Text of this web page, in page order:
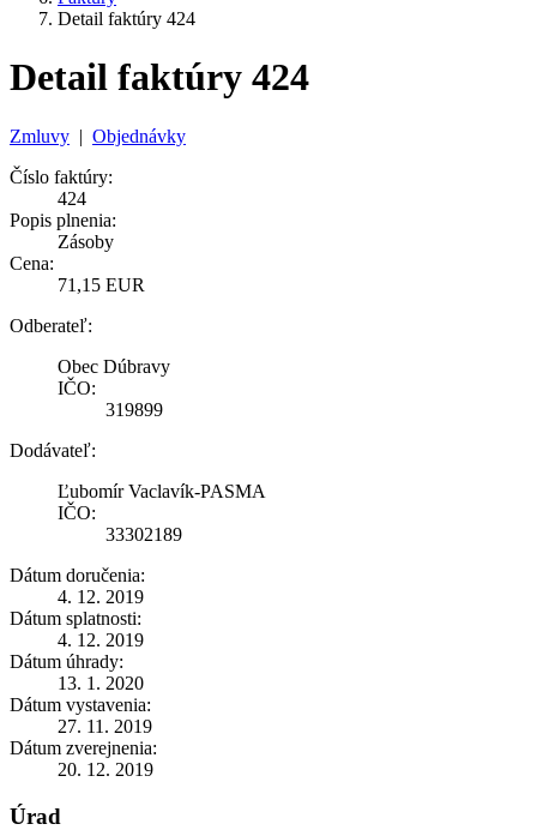
Detail faktúry 424
Detail faktúry 424
Zmluvy | Objednávky
Číslo faktúry:
424
Popis plnenia:
Zásoby
Cena:
71,15 EUR
Odberateľ:
Obec Dúbravy
IČO:
319899
Dodávateľ:
Ľubomír Vaclavík-PASMA
IČO:
33302189
Dátum doručenia:
4. 12. 2019
Dátum splatnosti:
4. 12. 2019
Dátum úhrady:
13. 1. 2020
Dátum vystavenia:
27. 11. 2019
Dátum zverejnenia:
20. 12. 2019
Úrad